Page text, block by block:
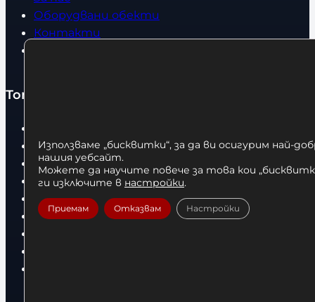
Оборудвани обекти
Контакти
Топ категории
Боксови чували
Боксови ръкавици
Дрехи
Детски дрехи
Суичъри
Използваме „бисквитки“, за да ви осигурим най-
нашия уебсайт.
Можете да научите повече за това кои
ги изключите в настройки.
Приемам Отказвам Настройки